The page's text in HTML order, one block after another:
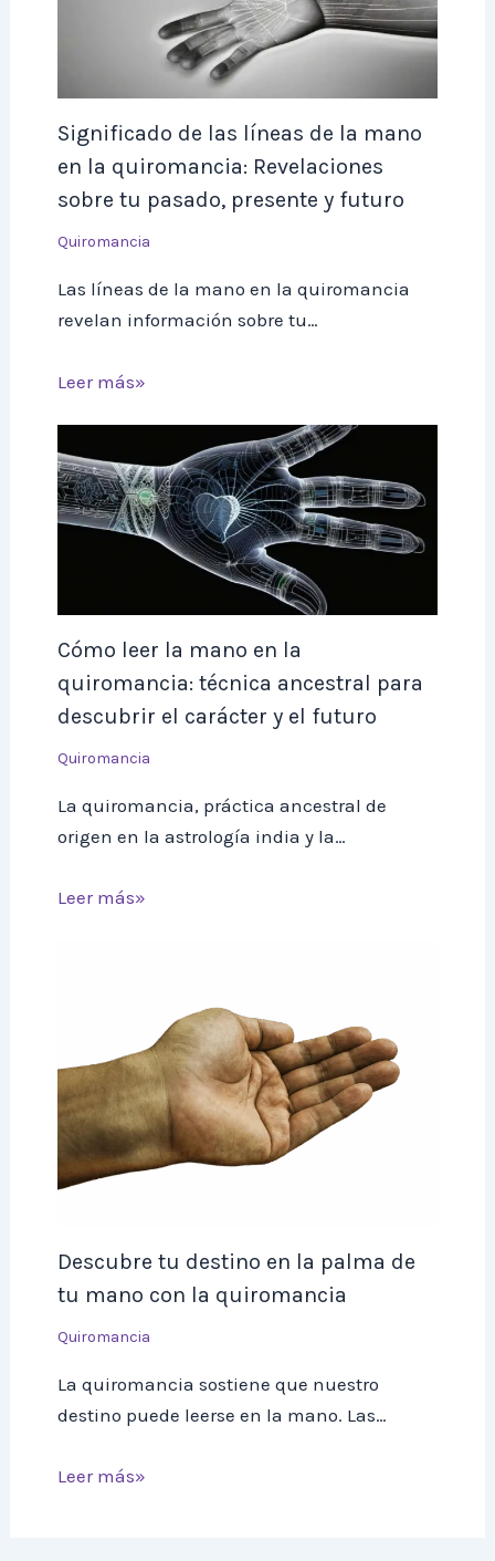
Significado de las líneas de la mano
en la quiromancia: Revelaciones
sobre tu pasado, presente y futuro
Quiromancia
Las líneas de la mano en la quiromancia
revelan información sobre tu…
Leer más»
Cómo leer la mano en la
quiromancia: técnica ancestral para
descubrir el carácter y el futuro
Quiromancia
La quiromancia, práctica ancestral de
origen en la astrología india y la…
Leer más»
Descubre tu destino en la palma de
tu mano con la quiromancia
Quiromancia
La quiromancia sostiene que nuestro
destino puede leerse en la mano. Las…
Leer más»